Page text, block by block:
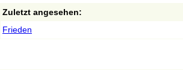
Zuletzt angesehen:
Frieden